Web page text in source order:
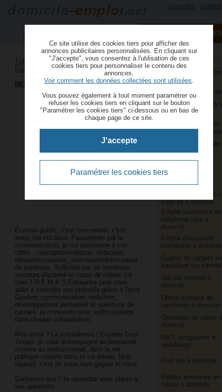
Ce site utilise des cookies tiers pour afficher des
annonces publicitaires personnalisées. En cliquant sur
"J'accepte", vous consentez à l'utilisation de ces
cookies tiers pour personnaliser le contenu des
annonces.
Voir comment les données collectées sont utilisées.
Vous pouvez également à tout moment paramétrer ou
refuser les cookies tiers en cliquant sur le bouton
"Paramétrer les cookies tiers" ci-dessous ou en bas de
chaque page de ce site.
J'accepte
Paramétrer les cookies tiers
S'inscrire -
PUBLIER UNE
Aide à domicile et
services à la
Aide ménagère et
repassage à domicile
Animatrice webcam
domicile
Assistants de saisie
comptable
Couture et
domicile
Couturières et
retoucheuses
indépendantes
Emballage,
conditionnement et
sous pli à domicile
Emploi animatrice de
téléphone rose à
domicile
Emploi d'assistant
comptable à domicile
Gagner de l'argent en
travaillant sur
Job sur internet à
domicile
Offres d'emploi de
secrétaire à domicile
Opérateur de saisie à
domicile
PAO, infographie et
webdesign
Petit job à domicile
Petites annonces de
travail à domicile
Téléopérateurs/​opératrices à domicile›
Faire du traitement de texte à domicile
RÉDACTION WEB & E-BOOKS
Écrivain public, c'est mon métier, c'est
aussi ma vocation. Passionnée par la
communication, je me positionne à vos
côtés : conception/création, rédaction,
révision/correction, réécriture/reformulation
de contenus. Sollicitée par de nombreux
secteurs d'activité et corps de métier, j'ai
créé T.R.É.M.A.S Entreprise pour vous
aider à atteindre vos objectifs grâce à l'écrit.
Gestion, communication, rédaction,
développement personnel et questions de
carrière, je m'investis avec enthousiasme
dans chaque collaboration.
Mon atout ? La polyvalence ! Experte Tous
Textes, je vous accompagne au personnel
comme au professionnel, dans la vie
publique comme dans la vie privée. Mon
objectif, c'est de vous faire gagner le vôtre.
Contactez-moi ! Je répondrai avec plaisir à
vos questions.